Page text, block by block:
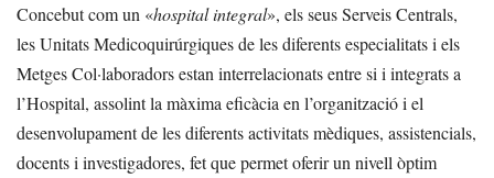
Concebut com un «hospital integral», els seus Serveis Centrals,
les Unitats Medicoquirúrgiques de les diferents especialitats i els
Metges Col·laboradors estan interrelacionats entre si i integrats a
l’Hospital, assolint la màxima eficàcia en l’organització i el
desenvolupament de les diferents activitats mèdiques, assistencials,
docents i investigadores, fet que permet oferir un nivell òptim